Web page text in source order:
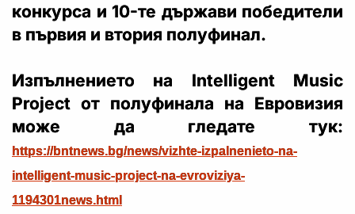
конкурса и 10-те държави победители
в първия и втория полуфинал.
Изпълнението на Intelligent Music
Project от полуфинала на Евровизия
може да гледате тук:
https://bntnews.bg/news/vizhte-izpalnenieto-na-
intelligent-music-project-na-evroviziya-
1194301news.html